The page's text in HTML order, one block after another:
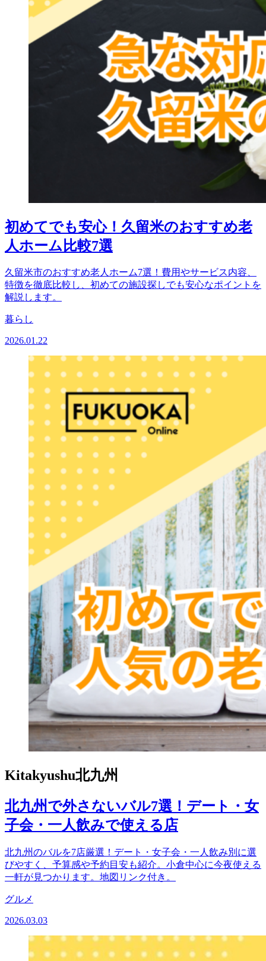
初めてでも安心！久留米のおすすめ老
人ホーム比較7選
久留米市のおすすめ老人ホーム7選！費用やサービス内容、
特徴を徹底比較し、初めての施設探しでも安心なポイントを
解説します。
暮らし
2026.01.22
Kitakyushu北九州
北九州で外さないバル7選！デート・女
子会・一人飲みで使える店
北九州のバルを7店厳選！デート・女子会・一人飲み別に選
びやすく、予算感や予約目安も紹介。小倉中心に今夜使える
一軒が見つかります。地図リンク付き。
グルメ
2026.03.03